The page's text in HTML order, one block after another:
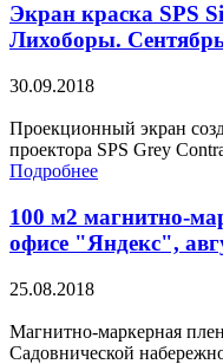
Экран краска SPS
Лихоборы.
30.09.2018
Проекционный экран
проектора SPS Grey
Подробнее
100 м2 магнитно-
офисе "Яндекс",
25.08.2018
Магнитно-маркерная
Садовнической